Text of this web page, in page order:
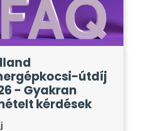
útdíj
- Gyakran
kérdések